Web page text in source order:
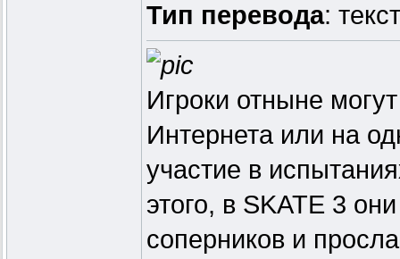
Тип перевода: текст
Игроки отныне
Интернета или на
участие в
этого, в SKATE 3
соперников и